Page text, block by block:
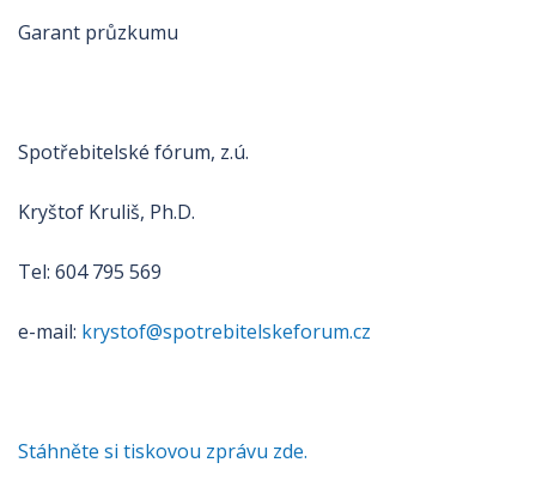
Garant průzkumu
Spotřebitelské fórum, z.ú.
Kryštof Kruliš, Ph.D.
Tel: 604 795 569
e-mail: krystof@spotrebitelskeforum.cz
Stáhněte si tiskovou zprávu zde.